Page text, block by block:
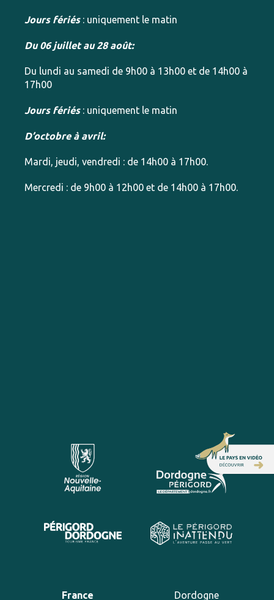
Jours fériés: uniquement le matin
Du 06 juillet au 28 août:
Du lundi au samedi de 9h00 à 13h00 et de 14h00 à
17h00
Jours fériés: uniquement le matin
D’octobre à avril:
Mardi, jeudi, vendredi : de 14h00 à 17h00.
Mercredi : de 9h00 à 12h00 et de 14h00 à 17h00.
France Dordogne